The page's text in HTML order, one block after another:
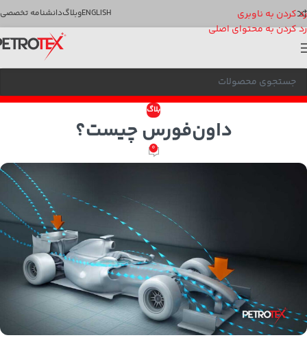
رد کردن به ناوبری
رد کردن به محتوای اصلی
ENGLISHوبلاگدانشنامه تخصصی
بلاگ
داون‌فورس چیست؟
0